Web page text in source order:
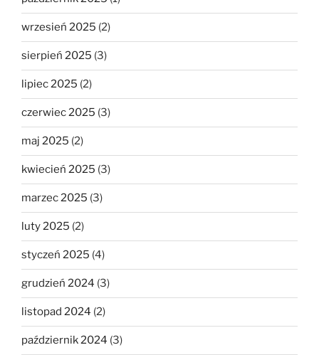
wrzesień 2025 (2)
sierpień 2025 (3)
lipiec 2025 (2)
czerwiec 2025 (3)
maj 2025 (2)
kwiecień 2025 (3)
marzec 2025 (3)
luty 2025 (2)
styczeń 2025 (4)
grudzień 2024 (3)
listopad 2024 (2)
październik 2024 (3)